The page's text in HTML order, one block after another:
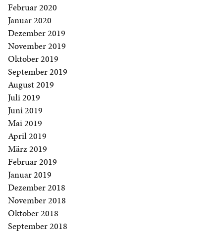
Februar 2020
Januar 2020
Dezember 2019
November 2019
Oktober 2019
September 2019
August 2019
Juli 2019
Juni 2019
Mai 2019
April 2019
März 2019
Februar 2019
Januar 2019
Dezember 2018
November 2018
Oktober 2018
September 2018